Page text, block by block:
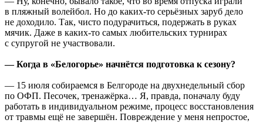
в пляжный волейбол. Но до каких-то серьёзных заруб дело
не доходило. Так, чисто подурачиться, подержать в руках
мячик. Даже в каких-то самых любительских турнирах
с супругой не участвовали.
— Когда в «Белогорье» начнётся подготовка к сезону?
— 15 июля собираемся в Белгороде на двухнедельный сбор
по ОФП. Песочек, тренажёрка… Я, правда, поначалу буду
работать в индивидуальном режиме, процесс восстановления
от травмы ещё не завершён. Повреждение у меня непростое,